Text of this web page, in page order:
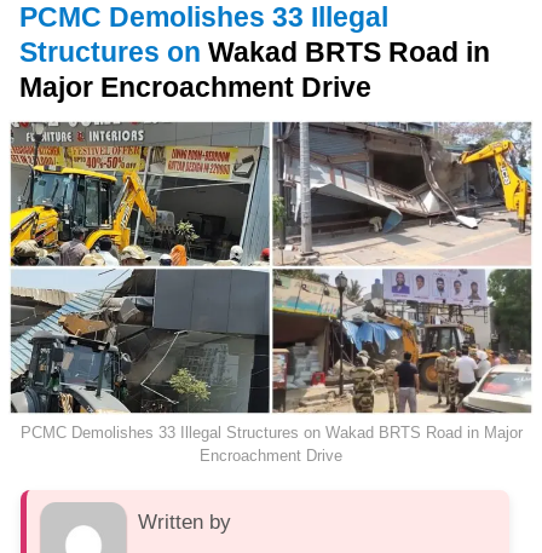
PCMC Demolishes 33 Illegal
Structures on Wakad BRTS Road in
Major Encroachment Drive
PCMC Demolishes 33 Illegal Structures on Wakad BRTS Road in Major
Encroachment Drive
Written by